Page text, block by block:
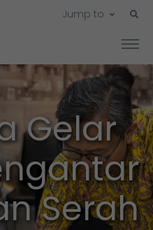
Jump to
Gelar
Serah